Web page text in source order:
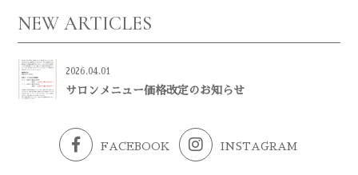
NEW ARTICLES
2026.04.01
サロンメニュー価格改定のお知らせ
FACEBOOK INSTAGRAM